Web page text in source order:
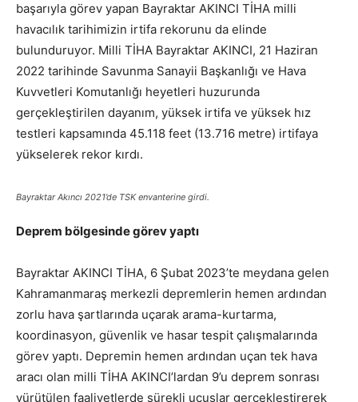
başarıyla görev yapan Bayraktar AKINCI TİHA milli
havacılık tarihimizin irtifa rekorunu da elinde
bulunduruyor. Milli TİHA Bayraktar AKINCI, 21 Haziran
2022 tarihinde Savunma Sanayii Başkanlığı ve Hava
Kuvvetleri Komutanlığı heyetleri huzurunda
gerçekleştirilen dayanım, yüksek irtifa ve yüksek hız
testleri kapsamında 45.118 feet (13.716 metre) irtifaya
yükselerek rekor kırdı.
Bayraktar Akıncı 2021’de TSK envanterine girdi.
Deprem bölgesinde görev yaptı
Bayraktar AKINCI TİHA, 6 Şubat 2023’te meydana gelen
Kahramanmaraş merkezli depremlerin hemen ardından
zorlu hava şartlarında uçarak arama-kurtarma,
koordinasyon, güvenlik ve hasar tespit çalışmalarında
görev yaptı. Depremin hemen ardından uçan tek hava
aracı olan milli TİHA AKINCI’lardan 9’u deprem sonrası
yürütülen faaliyetlerde sürekli uçuşlar gerçekleştirerek